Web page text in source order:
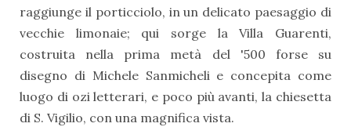
raggiunge il porticciolo, in un delicato paesaggio di
vecchie limonaie; qui sorge la Villa Guarenti,
costruita nella prima metà del '500 forse su
disegno di Michele Sanmicheli e concepita come
luogo di ozi letterari, e poco più avanti, la chiesetta
di S. Vigilio, con una magnifica vista.